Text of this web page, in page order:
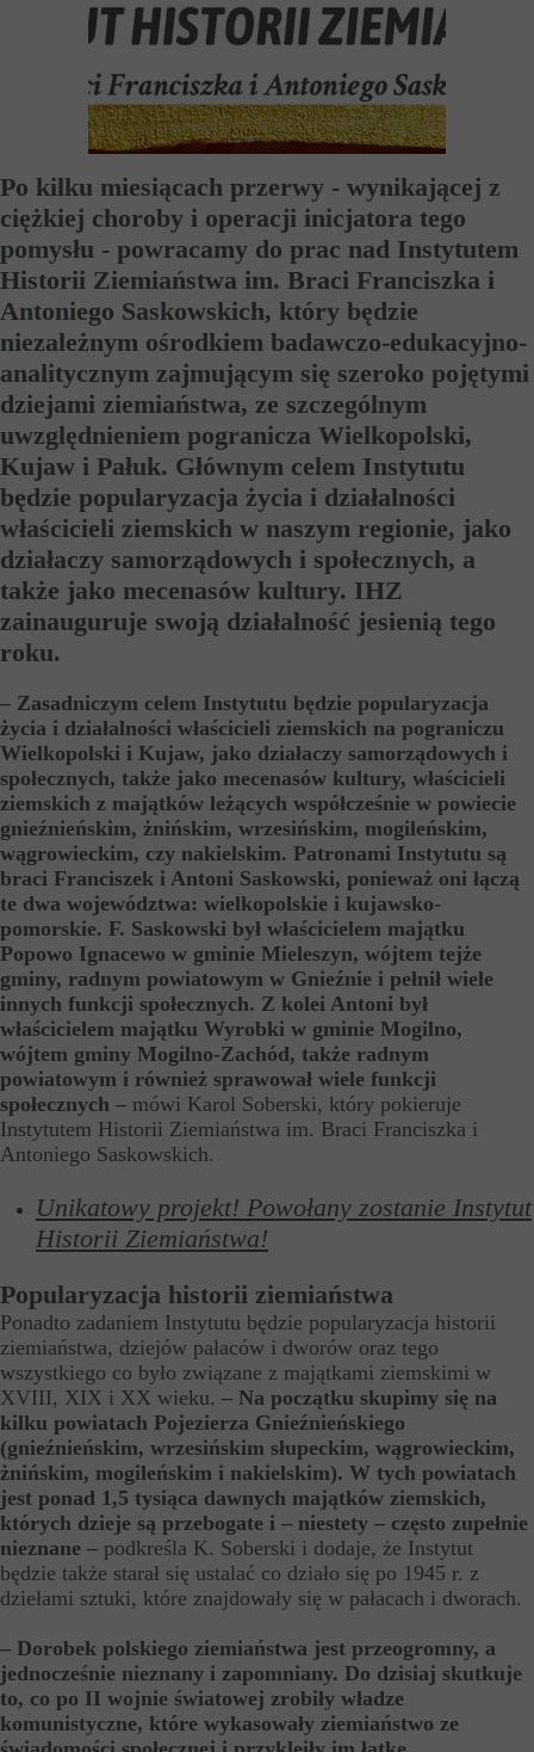
Po kilku miesiącach przerwy - wynikającej z
ciężkiej choroby i operacji inicjatora tego
pomysłu - powracamy do prac nad Instytutem
Historii Ziemiaństwa im. Braci Franciszka i
Antoniego Saskowskich, który będzie
niezależnym ośrodkiem badawczo-edukacyjno-
analitycznym zajmującym się szeroko pojętymi
dziejami ziemiaństwa, ze szczególnym
uwzględnieniem pogranicza Wielkopolski,
Kujaw i Pałuk. Głównym celem Instytutu
będzie popularyzacja życia i działalności
właścicieli ziemskich w naszym regionie, jako
działaczy samorządowych i społecznych, a
także jako mecenasów kultury. IHZ
zainauguruje swoją działalność jesienią tego
roku.
– Zasadniczym celem Instytutu będzie popularyzacja
życia i działalności właścicieli ziemskich na pograniczu
Wielkopolski i Kujaw, jako działaczy samorządowych i
społecznych, także jako mecenasów kultury, właścicieli
ziemskich z majątków leżących współcześnie w powiecie
gnieźnieńskim, żnińskim, wrzesińskim, mogileńskim,
wągrowieckim, czy nakielskim. Patronami Instytutu są
braci Franciszek i Antoni Saskowski, ponieważ oni łączą
te dwa województwa: wielkopolskie i kujawsko-
pomorskie. F. Saskowski był właścicielem majątku
Popowo Ignacewo w gminie Mieleszyn, wójtem tejże
gminy, radnym powiatowym w Gnieźnie i pełnił wiele
innych funkcji społecznych. Z kolei Antoni był
właścicielem majątku Wyrobki w gminie Mogilno,
wójtem gminy Mogilno-Zachód, także radnym
powiatowym i również sprawował wiele funkcji
społecznych – mówi Karol Soberski, który pokieruje
Instytutem Historii Ziemiaństwa im. Braci Franciszka i
Antoniego Saskowskich.
Unikatowy projekt! Powołany zostanie Instytut
Historii Ziemiaństwa!
Popularyzacja historii ziemiaństwa
Ponadto zadaniem Instytutu będzie popularyzacja historii
ziemiaństwa, dziejów pałaców i dworów oraz tego
wszystkiego co było związane z majątkami ziemskimi w
XVIII, XIX i XX wieku. – Na początku skupimy się na
kilku powiatach Pojezierza Gnieźnieńskiego
(gnieźnieńskim, wrzesińskim słupeckim, wągrowieckim,
żnińskim, mogileńskim i nakielskim). W tych powiatach
jest ponad 1,5 tysiąca dawnych majątków ziemskich,
których dzieje są przebogate i – niestety – często zupełnie
nieznane – podkreśla K. Soberski i dodaje, że Instytut
będzie także starał się ustalać co działo się po 1945 r. z
dziełami sztuki, które znajdowały się w pałacach i dworach.
– Dorobek polskiego ziemiaństwa jest przeogromny, a
jednocześnie nieznany i zapomniany. Do dzisiaj skutkuje
to, co po II wojnie światowej zrobiły władze
komunistyczne, które wykasowały ziemiaństwo ze